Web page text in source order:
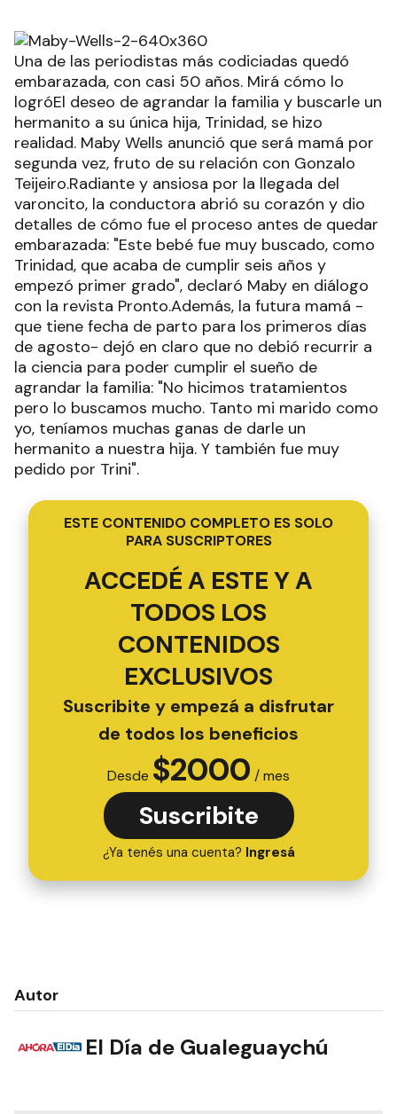
Una de las periodistas más codiciadas quedó
embarazada, con casi 50 años. Mirá cómo lo
logróEl deseo de agrandar la familia y buscarle un
hermanito a su única hija, Trinidad, se hizo
realidad. Maby Wells anunció que será mamá por
segunda vez, fruto de su relación con Gonzalo
Teijeiro.Radiante y ansiosa por la llegada del
varoncito, la conductora abrió su corazón y dio
detalles de cómo fue el proceso antes de quedar
embarazada: "Este bebé fue muy buscado, como
Trinidad, que acaba de cumplir seis años y
empezó primer grado", declaró Maby en diálogo
con la revista Pronto.Además, la futura mamá -
que tiene fecha de parto para los primeros días
de agosto- dejó en claro que no debió recurrir a
la ciencia para poder cumplir el sueño de
agrandar la familia: "No hicimos tratamientos
pero lo buscamos mucho. Tanto mi marido como
yo, teníamos muchas ganas de darle un
hermanito a nuestra hija. Y también fue muy
pedido por Trini".
ESTE CONTENIDO COMPLETO ES SOLO
PARA SUSCRIPTORES
ACCEDÉ A ESTE Y A
TODOS LOS
CONTENIDOS
EXCLUSIVOS
Suscribite y empezá a disfrutar
de todos los beneficios
Desde $2000 / mes
Suscribite
¿Ya tenés una cuenta? Ingresá
Autor
El Día de Gualeguaychú